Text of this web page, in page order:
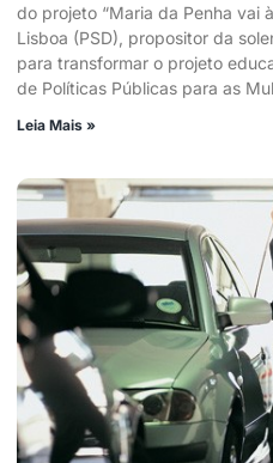
do projeto “Maria da Penha vai
Lisboa (PSD), propositor da
para transformar o projeto
de Políticas Públicas para as
Leia Mais »